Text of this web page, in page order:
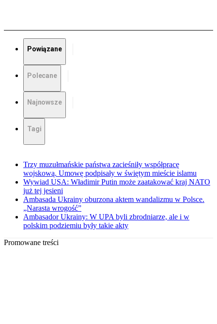
Powiązane
Polecane
Najnowsze
Tagi
Trzy muzułmańskie państwa zacieśniły współpracę
wojskową. Umowę podpisały w świętym mieście islamu
Wywiad USA: Władimir Putin może zaatakować kraj NATO
już tej jesieni
Ambasada Ukrainy oburzona aktem wandalizmu w Polsce.
„Narasta wrogość”
Ambasador Ukrainy: W UPA byli zbrodniarze, ale i w
polskim podziemiu były takie akty
Promowane treści